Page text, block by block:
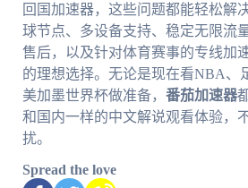
回国加速器，这些问题都能轻松解决
球节点、多设备支持、稳定无限流
售后，以及针对体育赛事的专线加
的理想选择。无论是现在看NBA、
美加墨世界杯做准备， 番茄加速器
和国内一样的中文解说观看体验，
扰。
Spread the love